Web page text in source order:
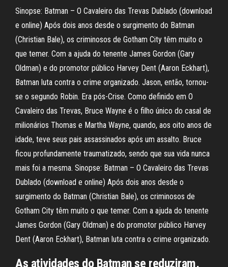
Sinopse: Batman – O Cavaleiro das Trevas Dublado (download
e online) Após dois anos desde o surgimento do Batman
(Christian Bale), os criminosos de Gotham City têm muito o
que temer. Com a ajuda do tenente James Gordon (Gary
Oldman) e do promotor público Harvey Dent (Aaron Eckhart),
Batman luta contra o crime organizado. Jason, então, tornou-
se o segundo Robin. Era pós-Crise. Como definido em O
Cavaleiro das Trevas, Bruce Wayne é o filho único do casal de
milionários Thomas e Martha Wayne, quando, aos oito anos de
idade, teve seus pais assassinados após um assalto. Bruce
ficou profundamente traumatizado, sendo que sua vida nunca
mais foi a mesma. Sinopse: Batman – O Cavaleiro das Trevas
Dublado (download e online) Após dois anos desde o
surgimento do Batman (Christian Bale), os criminosos de
Gotham City têm muito o que temer. Com a ajuda do tenente
James Gordon (Gary Oldman) e do promotor público Harvey
Dent (Aaron Eckhart), Batman luta contra o crime organizado.
As atividades do Batman se reduziram,